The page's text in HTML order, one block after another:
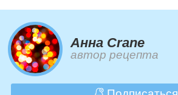
Анна Crane
автор рецепта